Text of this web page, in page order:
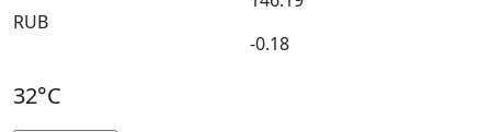
RUB
-0.18
32°C